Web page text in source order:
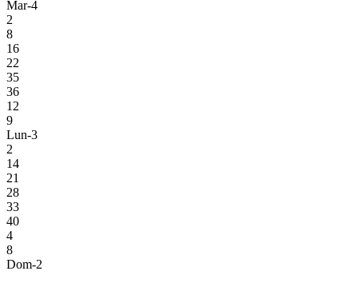
Mar-4
2
8
16
22
35
36
12
9
Lun-3
2
14
21
28
33
40
4
8
Dom-2